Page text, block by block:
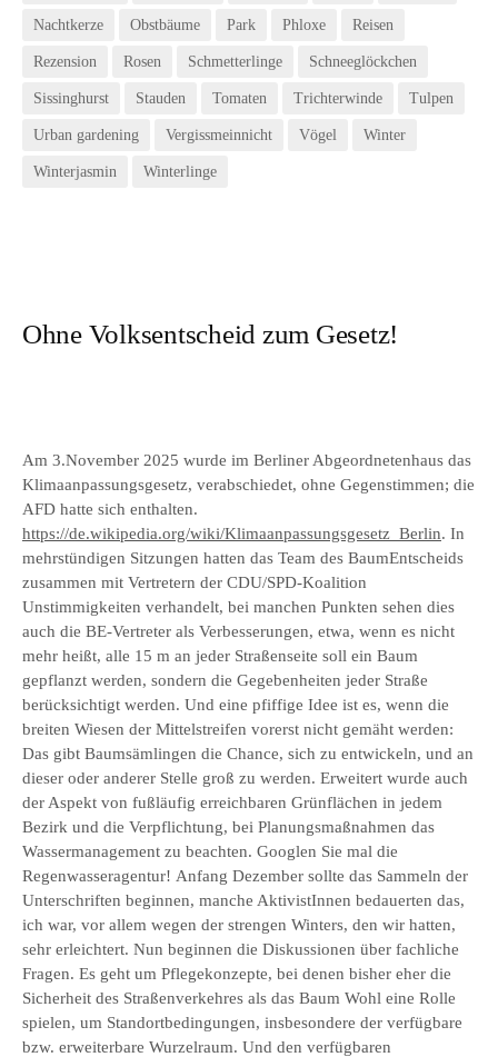
Nachtkerze Obstbäume Park Phloxe Reisen
Rezension Rosen Schmetterlinge Schneeglöckchen
Sissinghurst Stauden Tomaten Trichterwinde Tulpen
Urban gardening Vergissmeinnicht Vögel Winter
Winterjasmin Winterlinge
Ohne Volksentscheid zum Gesetz!
Am 3.November 2025 wurde im Berliner Abgeordnetenhaus das
Klimaanpassungsgesetz, verabschiedet, ohne Gegenstimmen; die
AFD hatte sich enthalten.
https://de.wikipedia.org/wiki/Klimaanpassungsgesetz_Berlin. In
mehrstündigen Sitzungen hatten das Team des BaumEntscheids
zusammen mit Vertretern der CDU/SPD-Koalition
Unstimmigkeiten verhandelt, bei manchen Punkten sehen dies
auch die BE-Vertreter als Verbesserungen, etwa, wenn es nicht
mehr heißt, alle 15 m an jeder Straßenseite soll ein Baum
gepflanzt werden, sondern die Gegebenheiten jeder Straße
berücksichtigt werden. Und eine pfiffige Idee ist es, wenn die
breiten Wiesen der Mittelstreifen vorerst nicht gemäht werden:
Das gibt Baumsämlingen die Chance, sich zu entwickeln, und an
dieser oder anderer Stelle groß zu werden. Erweitert wurde auch
der Aspekt von fußläufig erreichbaren Grünflächen in jedem
Bezirk und die Verpflichtung, bei Planungsmaßnahmen das
Wassermanagement zu beachten. Googlen Sie mal die
Regenwasseragentur! Anfang Dezember sollte das Sammeln der
Unterschriften beginnen, manche AktivistInnen bedauerten das,
ich war, vor allem wegen der strengen Winters, den wir hatten,
sehr erleichtert. Nun beginnen die Diskussionen über fachliche
Fragen. Es geht um Pflegekonzepte, bei denen bisher eher die
Sicherheit des Straßenverkehres als das Baum Wohl eine Rolle
spielen, um Standortbedingungen, insbesondere der verfügbare
bzw. erweiterbare Wurzelraum. Und den verfügbaren